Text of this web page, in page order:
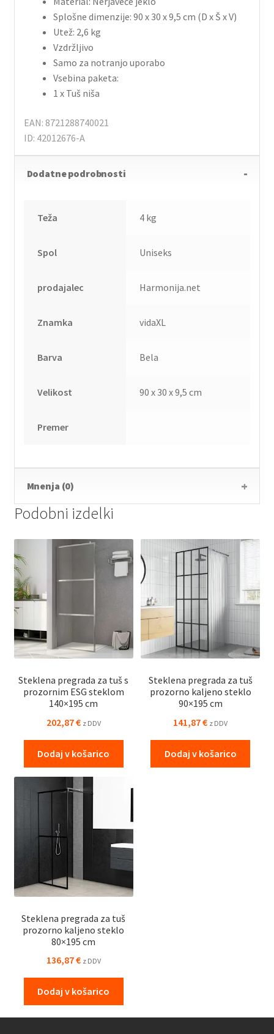
Splošne dimenzije: 90 x 30 x 9,5 cm (D x Š x V)
Utež: 2,6 kg
Vzdržljivo
Samo za notranjo uporabo
Vsebina paketa:
1 x Tuš niša
EAN: 8721288740021
ID: 42012676-A
Dodatne podrobnosti
Teža 4 kg
Spol Uniseks
prodajalec Harmonija.net
Znamka vidaXL
Barva Bela
Velikost 90 x 30 x 9,5 cm
Premer
Mnenja (0)
Podobni izdelki
Steklena pregrada za tuš s
prozornim ESG steklom
140×195 cm
202,87€ z DDV
Dodaj v košarico
Steklena pregrada za tuš
prozorno kaljeno steklo
90×195 cm
141,87€ z DDV
Dodaj v košarico
Steklena pregrada za tuš
prozorno kaljeno steklo
80×195 cm
136,87€ z DDV
Dodaj v košarico